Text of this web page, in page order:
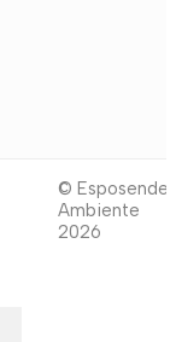
© Esposende
Ambiente
2026